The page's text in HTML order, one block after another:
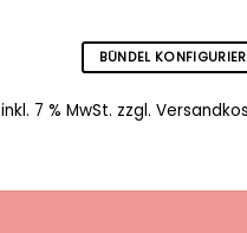
BÜNDEL
inkl. 7 % MwSt. zzgl.